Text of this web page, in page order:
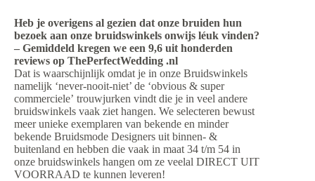
Heb je overigens al gezien dat onze bruiden hun
bezoek aan onze bruidswinkels onwijs léuk vinden?
– Gemiddeld kregen we een 9,6 uit honderden
reviews op ThePerfectWedding .nl
Dat is waarschijnlijk omdat je in onze Bruidswinkels
namelijk ‘never-nooit-niet’ de ‘obvious & super
commerciele’ trouwjurken vindt die je in veel andere
bruidswinkels vaak ziet hangen. We selecteren bewust
meer unieke exemplaren van bekende en minder
bekende Bruidsmode Designers uit binnen- &
buitenland en hebben die vaak in maat 34 t/m 54 in
onze bruidswinkels hangen om ze veelal DIRECT UIT
VOORRAAD te kunnen leveren!